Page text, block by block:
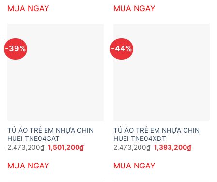
3,553,200₫.
MUA NGAY
3,445,200₫.
MUA NGAY
-39%
TỦ ÁO TRẺ EM NHỰA CHIN
HUEI TNE04CAT
2,473,200₫ Giá
gốc
2,473,200₫.
1,501,200₫Giá
hiện
MUA NGAY
-44%
TỦ ÁO TRẺ EM NHỰA CHIN
HUEI TNE04XDT
2,473,200₫ Giá
gốc
2,473,200₫.
1,393,200₫Giá
hiện
MUA NGAY